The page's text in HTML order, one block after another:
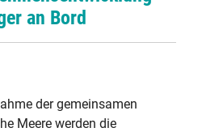
an Bord
der gemeinsamen
Meere werden die